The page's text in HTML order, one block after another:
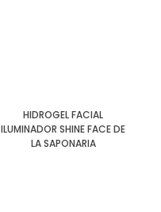
HIDROGEL FACIAL
ILUMINADOR SHINE FACE DE
LA SAPONARIA